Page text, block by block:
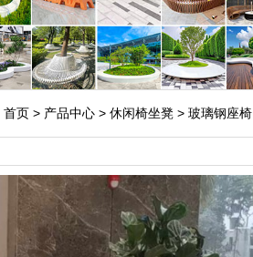
首页 > 产品中心 > 休闲椅坐凳 > 玻璃钢座椅